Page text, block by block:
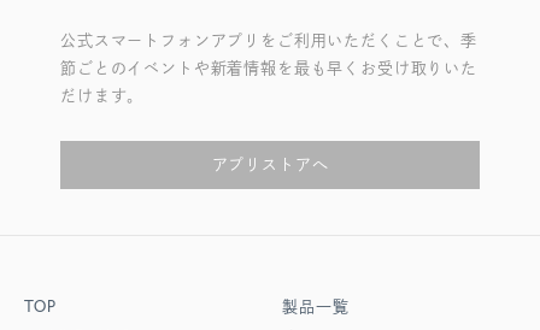
公式スマートフォンアプリをご利用いただくことで、季
節ごとのイベントや新着情報を最も早くお受け取りいた
だけます。
アプリストアへ
TOP
製品一覧